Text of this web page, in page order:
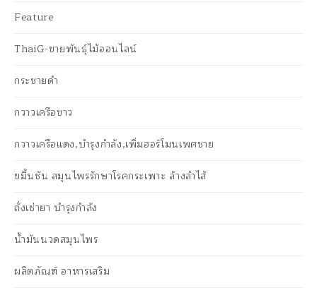
Feature
ThaiG-ขายพันธุ์ไม้ออนไลน์
กระชายดำ
กวาวเครือขาว
กวาวเครือแดง,บำรุงกำลัง,เพิ่มฮอร์โมนเพศชาย
ขมิ้นชัน สมุนไพรรักษาโรคกระเพาะ ล้างลำไส้
ถั่งเช่ายา บำรุงกำลัง
น้ำมันนวดสมุนไพร
ผลิตภัณฑ์ อาหารเสริม